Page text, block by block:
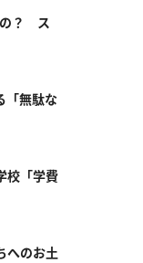
の？ ス
「無駄な
校「学費
へのお土